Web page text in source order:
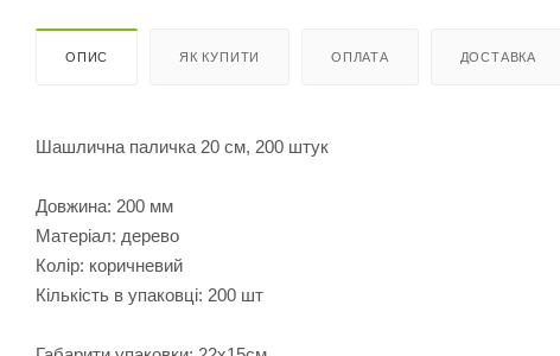
ОПИС ЯК КУПИТИ ОПЛАТА ДОСТАВКА
Шашлична паличка 20 см, 200 штук
Довжина: 200 мм
Матеріал: дерево
Колір: коричневий
Кількість в упаковці: 200 шт